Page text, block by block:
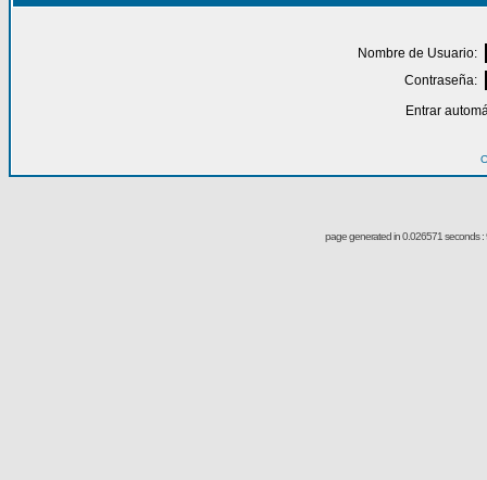
Nombre de Usuario:
Contraseña:
Entrar
page generated in 0.026571 seconds :